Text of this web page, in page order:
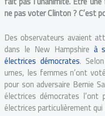
ne pas voter Clinton ? C’est
Des observateurs avaient
dans le New Hampshire à
électrices démocrates.
urnes, les femmes n’ont
pour son adversaire Bernie
électrices démocrates
électrices particulièrement